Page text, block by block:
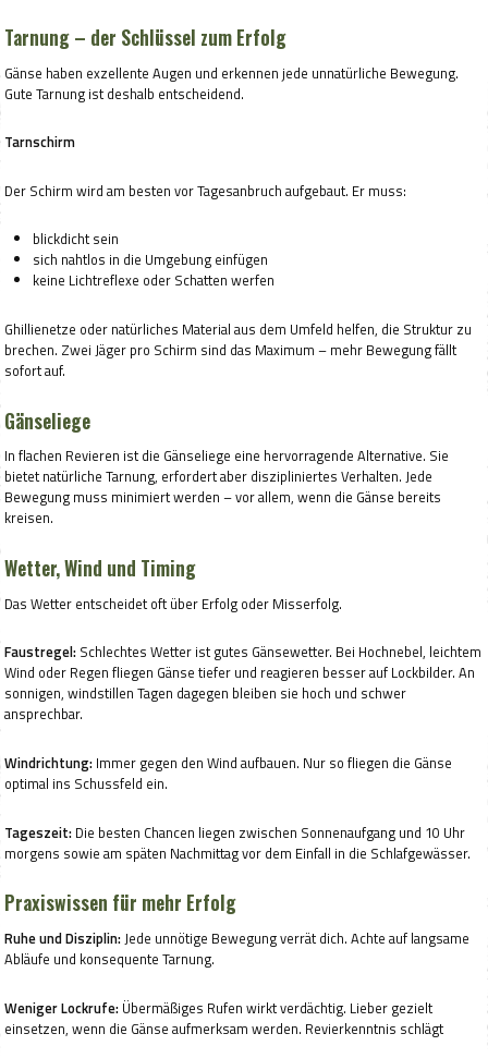
Tarnung – der Schlüssel zum Erfolg
Gänse haben exzellente Augen und erkennen jede unnatürliche Bewegung.
Gute Tarnung ist deshalb entscheidend.
Tarnschirm
Der Schirm wird am besten vor Tagesanbruch aufgebaut. Er muss:
blickdicht sein
sich nahtlos in die Umgebung einfügen
keine Lichtreflexe oder Schatten werfen
Ghillienetze oder natürliches Material aus dem Umfeld helfen, die Struktur zu
brechen. Zwei Jäger pro Schirm sind das Maximum – mehr Bewegung fällt
sofort auf.
Gänseliege
In flachen Revieren ist die Gänseliege eine hervorragende Alternative. Sie
bietet natürliche Tarnung, erfordert aber diszipliniertes Verhalten. Jede
Bewegung muss minimiert werden – vor allem, wenn die Gänse bereits
kreisen.
Wetter, Wind und Timing
Das Wetter entscheidet oft über Erfolg oder Misserfolg.
Faustregel: Schlechtes Wetter ist gutes Gänsewetter. Bei Hochnebel, leichtem
Wind oder Regen fliegen Gänse tiefer und reagieren besser auf Lockbilder. An
sonnigen, windstillen Tagen dagegen bleiben sie hoch und schwer
ansprechbar.
Windrichtung: Immer gegen den Wind aufbauen. Nur so fliegen die Gänse
optimal ins Schussfeld ein.
Tageszeit: Die besten Chancen liegen zwischen Sonnenaufgang und 10 Uhr
morgens sowie am späten Nachmittag vor dem Einfall in die Schlafgewässer.
Praxiswissen für mehr Erfolg
Ruhe und Disziplin: Jede unnötige Bewegung verrät dich. Achte auf langsame
Abläufe und konsequente Tarnung.
Weniger Lockrufe: Übermäßiges Rufen wirkt verdächtig. Lieber gezielt
einsetzen, wenn die Gänse aufmerksam werden. Revierkenntnis schlägt